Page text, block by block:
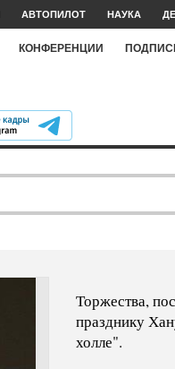
АВТОПИЛОТ НАУКА
КОНФЕРЕНЦИИ
Торжества,
празднику
холле".